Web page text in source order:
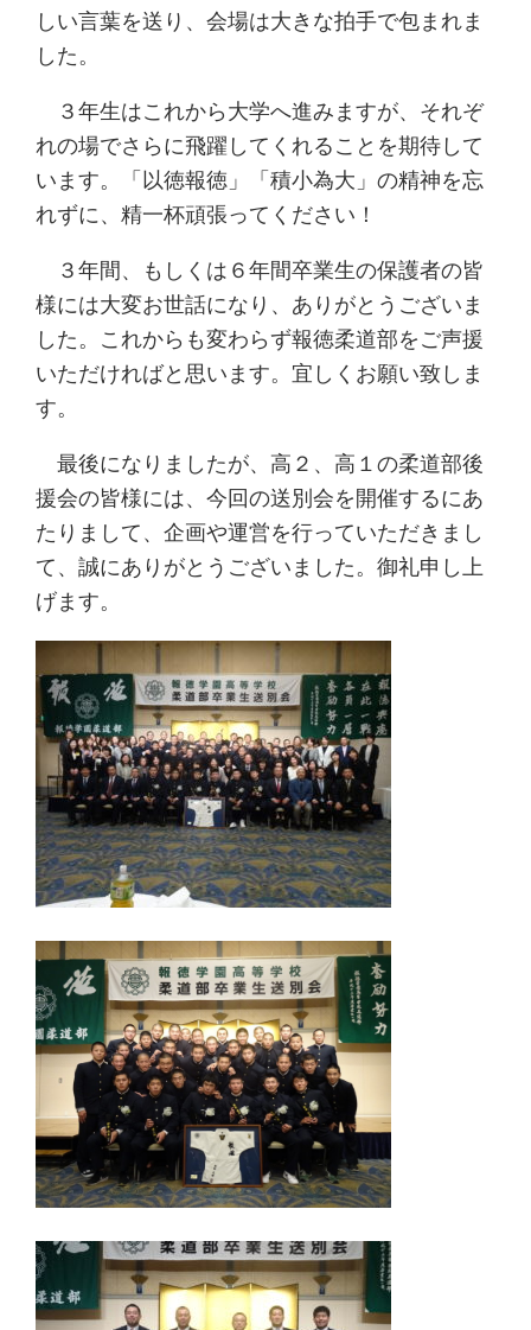
しい言葉を送り、会場は大きな拍手で包まれま
した。
３年生はこれから大学へ進みますが、それぞ
れの場でさらに飛躍してくれることを期待して
います。「以徳報徳」「積小為大」の精神を忘
れずに、精一杯頑張ってください！
３年間、もしくは６年間卒業生の保護者の皆
様には大変お世話になり、ありがとうございま
した。これからも変わらず報徳柔道部をご声援
いただければと思います。宜しくお願い致しま
す。
最後になりましたが、高２、高１の柔道部後
援会の皆様には、今回の送別会を開催するにあ
たりまして、企画や運営を行っていただきまし
て、誠にありがとうございました。御礼申し上
げます。